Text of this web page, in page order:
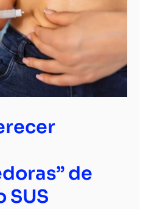
de
SUS